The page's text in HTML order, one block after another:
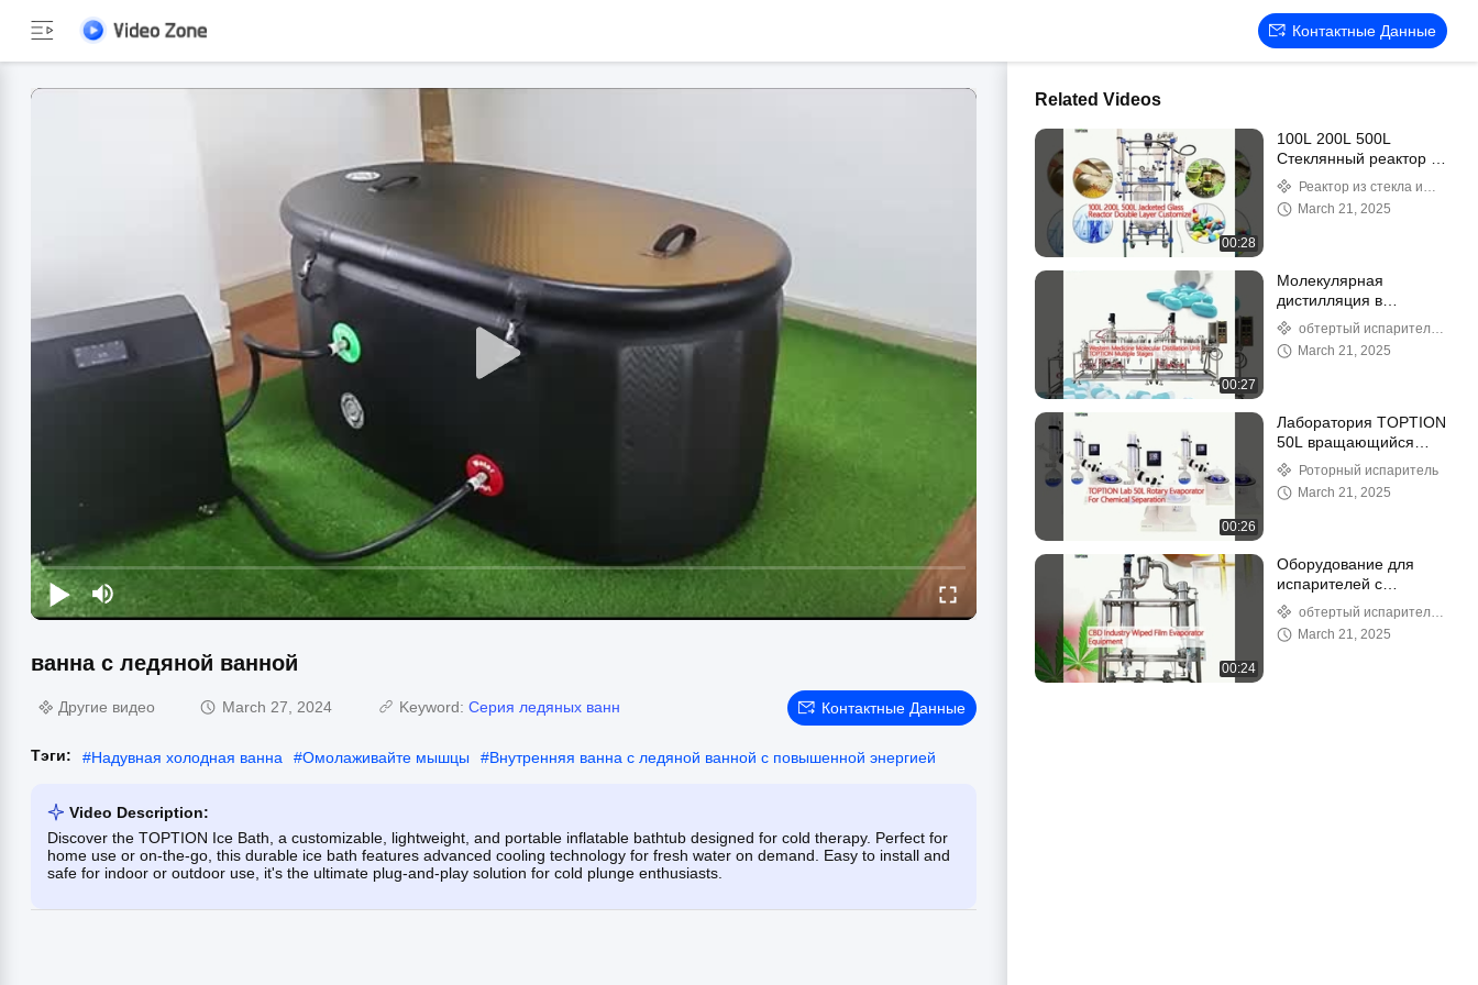
Контактные Данные
ванна с ледяной ванной
Другие видео March 27, 2024 Keyword: Серия ледяных ванн Контактные Данные
Тэги: #Надувная холодная ванна #Омолаживайте мышцы #Внутренняя ванна с ледяной ванной с повышенной энергией
Video Description:
Discover the TOPTION Ice Bath, a customizable, lightweight, and portable inflatable bathtub designed for cold therapy. Perfect for
home use or on-the-go, this durable ice bath features advanced cooling technology for fresh water on demand. Easy to install and
safe for indoor or outdoor use, it's the ultimate plug-and-play solution for cold plunge enthusiasts.
Related Videos
00:28
100L 200L 500L
Стеклянный реактор с
двойным слоем
Реактор из стекла и
нержавеющей стали
March 21, 2025
00:27
Молекулярная
дистилляция в
западной медицине
обтертый испаритель
фильмаMarch 21, 2025
00:26
Лаборатория TOPTION
50L вращающийся
испаритель для
химической сепарации
Роторный испаритель
March 21, 2025
00:24
Оборудование для
испарителей с
фильтрами для
стертыми пленками в
промышленности CBD
обтертый испаритель
фильмаMarch 21, 2025